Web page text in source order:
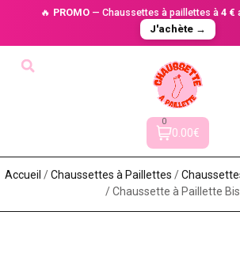
🔥 PROMO — Chaussettes à paillettes à 4 €
J'achète →
0
0.00€
Accueil /Chaussettes à Paillette​s /
/ Chaussette à Paillette